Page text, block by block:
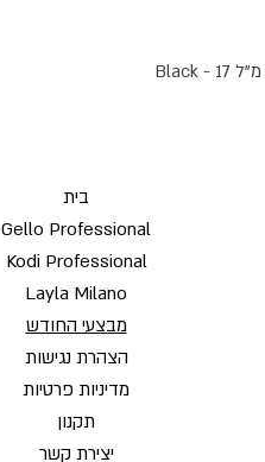
בית
Gello Professional
Kodi Professional
Layla Milano
מבצעי החודש
הצהרת נגישות
מדיניות פרטיות
תקנון
יצירת קשר